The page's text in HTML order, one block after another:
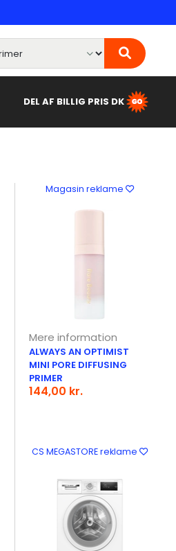
DEL AF BILLIG PRIS DK
Magasin reklame
Mere information
ALWAYS AN OPTIMIST
MINI PORE DIFFUSING
PRIMER
144,00 kr.
CS MEGASTORE reklame